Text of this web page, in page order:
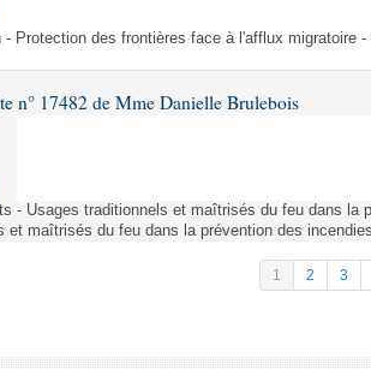
- Protection des frontières face à l'afflux migratoire
n° 17482 de Mme Danielle Brulebois
- Usages traditionnels et maîtrisés du feu dans la
et maîtrisés du feu dans la prévention des
1 2 3